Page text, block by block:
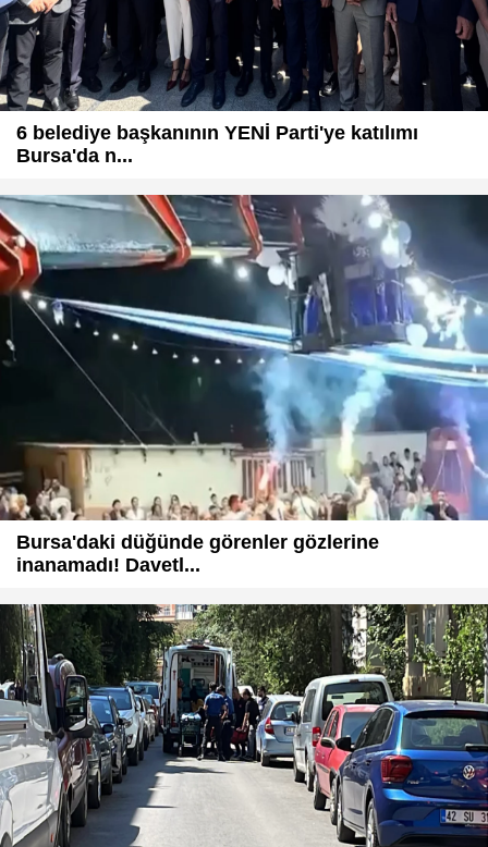
6 belediye başkanının YENİ Parti'ye katılımı
Bursa'da n...
Bursa'daki düğünde görenler gözlerine
inanamadı! Davetl...